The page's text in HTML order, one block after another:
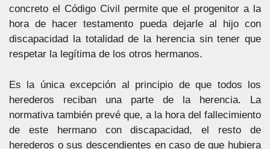
concreto el Código Civil permite que el progenitor a la
hora de hacer testamento pueda dejarle al hijo con
discapacidad la totalidad de la herencia sin tener que
respetar la legítima de los otros hermanos.
Es la única excepción al principio de que todos los
herederos reciban una parte de la herencia. La
normativa también prevé que, a la hora del fallecimiento
de este hermano con discapacidad, el resto de
herederos o sus descendientes en caso de que hubiera